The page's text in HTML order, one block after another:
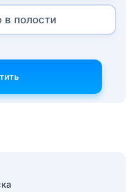
в полости